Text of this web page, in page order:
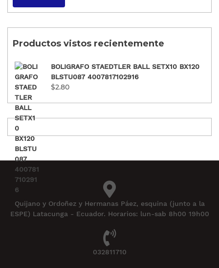
Productos vistos recientemente
BOLIGRAFO STAEDTLER BALL SETX10 BX120
BLSTU087 4007817102916
$2.80
Quijano y Ordoñez y Hermanas Páez, esquina (junto a la
ESPE) Latacunga - Ecuador. Horarios: lun-sab 8h00 19h00
032811710